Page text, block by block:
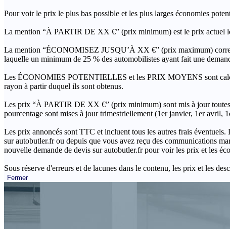
Pour voir le prix le plus bas possible et les plus larges économies
La mention “À PARTIR DE XX €” (prix minimum) est le prix actuel
La mention “ÉCONOMISEZ JUSQU’À XX €” (prix maximum)
laquelle un minimum de 25 % des automobilistes ayant fait une
Les ÉCONOMIES POTENTIELLES et les PRIX MOYENS sont
rayon à partir duquel ils sont obtenus.
Les prix “À PARTIR DE XX €” (prix minimum) sont mis à jour toutes
pourcentage sont mises à jour trimestriellement (1er janvier, 1er avril,
Les prix annoncés sont TTC et incluent tous les autres frais
sur autobutler.fr ou depuis que vous avez reçu des communications
nouvelle demande de devis sur autobutler.fr pour voir les prix et les
Sous réserve d'erreurs et de lacunes dans le contenu, les prix et les
Fermer